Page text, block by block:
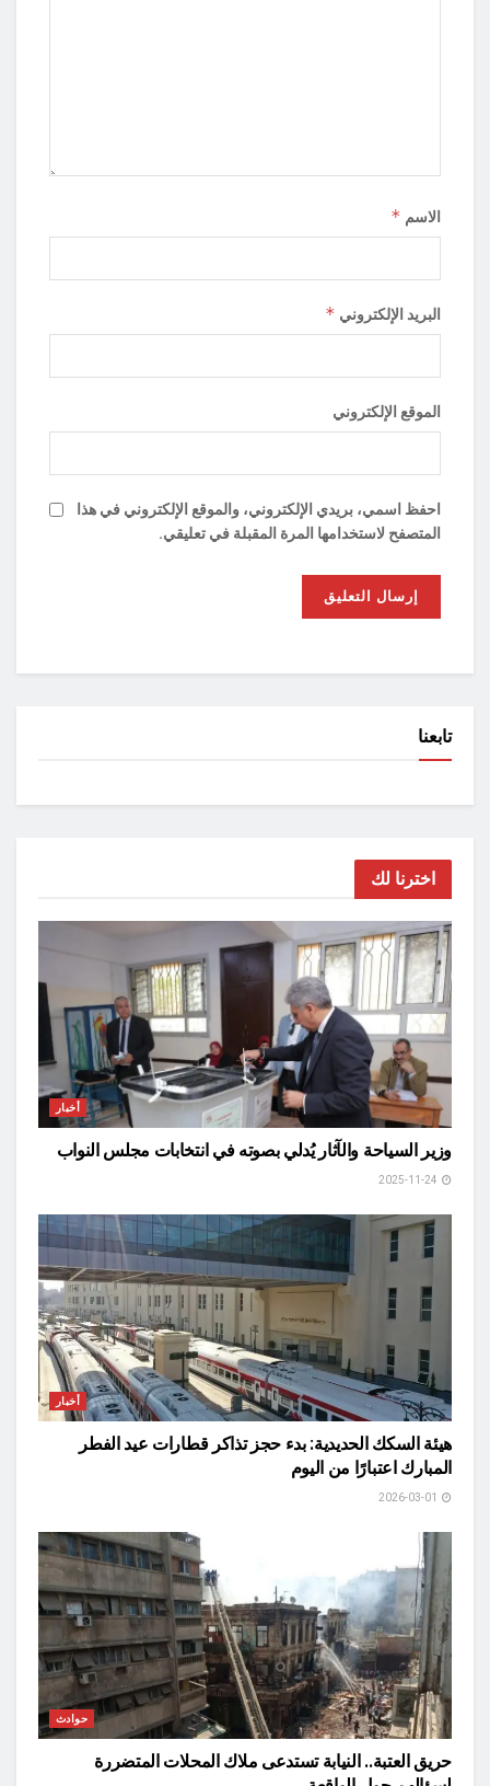
الاسم *
البريد الإلكتروني *
الموقع الإلكتروني
احفظ اسمي، بريدي الإلكتروني، والموقع الإلكتروني في هذا
المتصفح لاستخدامها المرة المقبلة في تعليقي.
تابعنا
اخترنا لك
أخبار
وزير السياحة والآثار يُدلي بصوته في انتخابات مجلس النواب
أخبار
هيئة السكك الحديدية: بدء حجز تذاكر قطارات عيد الفطر
المبارك اعتبارًا من اليوم
حوادث
حريق العتبة.. النيابة تستدعى ملاك المحلات المتضررة